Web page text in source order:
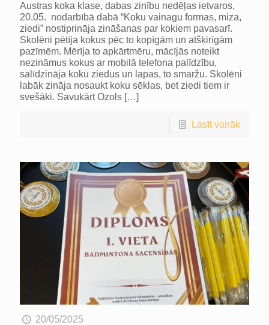
Austras koka klase, dabas zinību nedēļas ietvaros,
20.05. nodarbībā dabā “Koku vainagu formas, miza,
ziedi” nostiprināja zināšanas par kokiem pavasarī.
Skolēni pētīja kokus pēc to kopīgām un atšķirīgām
pazīmēm. Mērīja to apkārtmēru, mācījās noteikt
nezināmus kokus ar mobilā telefona palīdzību,
salīdzināja koku ziedus un lapas, to smaržu. Skolēni
labāk zināja nosaukt koku sēklas, bet ziedi tiem ir
svešāki. Savukārt Ozols […]
Lasīt vairāk
20/05/2025